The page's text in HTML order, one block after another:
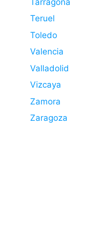
Teruel
Toledo
Valencia
Valladolid
Vizcaya
Zamora
Zaragoza